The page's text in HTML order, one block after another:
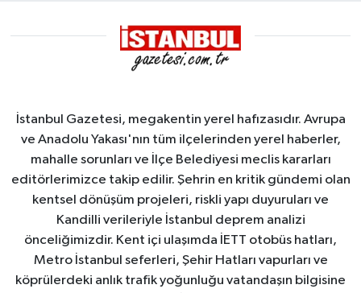
İstanbul Gazetesi, megakentin yerel hafızasıdır. Avrupa
ve Anadolu Yakası'nın tüm ilçelerinden yerel haberler,
mahalle sorunları ve İlçe Belediyesi meclis kararları
editörlerimizce takip edilir. Şehrin en kritik gündemi olan
kentsel dönüşüm projeleri, riskli yapı duyuruları ve
Kandilli verileriyle İstanbul deprem analizi
önceliğimizdir. Kent içi ulaşımda İETT otobüs hatları,
Metro İstanbul seferleri, Şehir Hatları vapurları ve
köprülerdeki anlık trafik yoğunluğu vatandaşın bilgisine